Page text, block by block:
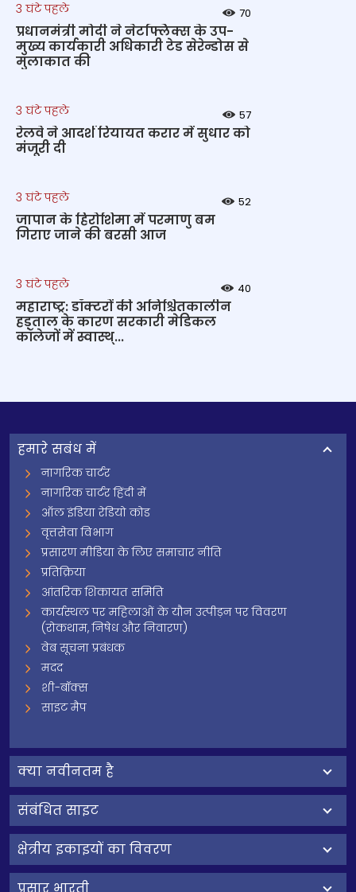
3 घंटे पहले 70
प्रधानमंत्री मोदी ने नेटफ्लिक्स के उप-
मुख्य कार्यकारी अधिकारी टेड सेरेन्डोस से
मुलाकात की
3 घंटे पहले 57
रेलवे ने आदर्श रियायत करार में सुधार को
मंजूरी दी
3 घंटे पहले 52
जापान के हिरोशिमा में परमाणु बम
गिराए जाने की बरसी आज
3 घंटे पहले 40
महाराष्ट्र: डॉक्टरों की अनिश्चितकालीन
हड़ताल के कारण सरकारी मेडिकल
कॉलेजों में स्वास्थ्...
हमारे सबंध में
नागरिक चार्टर
नागरिक चार्टर हिंदी में
ऑल इंडिया रेडियो कोड
वृत्तसेवा विभाग
प्रसारण मीडिया के लिए समाचार नीति
प्रतिक्रिया
आंतरिक शिकायत समिति
कार्यस्थल पर महिलाओं के यौन उत्पीड़न पर विवरण
(रोकथाम, निषेध और निवारण)
वेब सूचना प्रबंधक
मदद
शी-बॉक्स
साइट मैप
क्‍या नवीनतम है
संबंधित साइट
क्षेत्रीय इकाइयों का विवरण